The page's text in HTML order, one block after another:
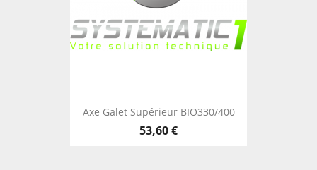
Axe Galet Supérieur BIO330/400
53,60 €